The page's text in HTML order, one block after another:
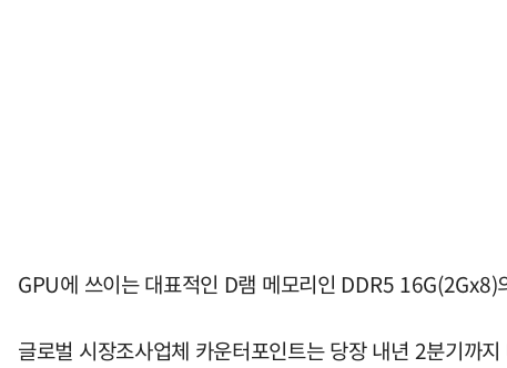
GPU에 쓰이는 대표적인 D램 메모리인 DDR5
글로벌 시장조사업체 카운터포인트는 당장 내년 2분기까